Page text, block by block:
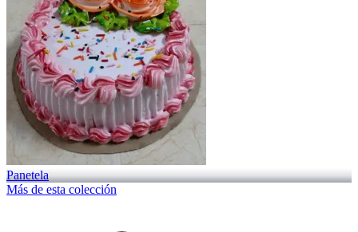
Panetela
Más de esta colección